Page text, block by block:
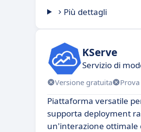
Più dettagli
KServe
Servizio di
Versione gratuita
Piattaforma versatile
supporta deployment
un'interazione ottimale